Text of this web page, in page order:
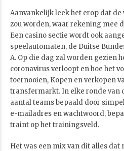
Aanvankelijk leek het erop dat
zou worden, waar rekening mee
Een casino sectie wordt ook
speelautomaten, de Duitse
A. Op die dag zal worden gezien
coronavirus verloopt en hoe het
toernooien, Kopen en verkopen
transfermarkt. In elke ronde van
aantal teams bepaald door
e-mailadres en wachtwoord,
traint op het trainingsveld.
Het was een mix van dit alles dat